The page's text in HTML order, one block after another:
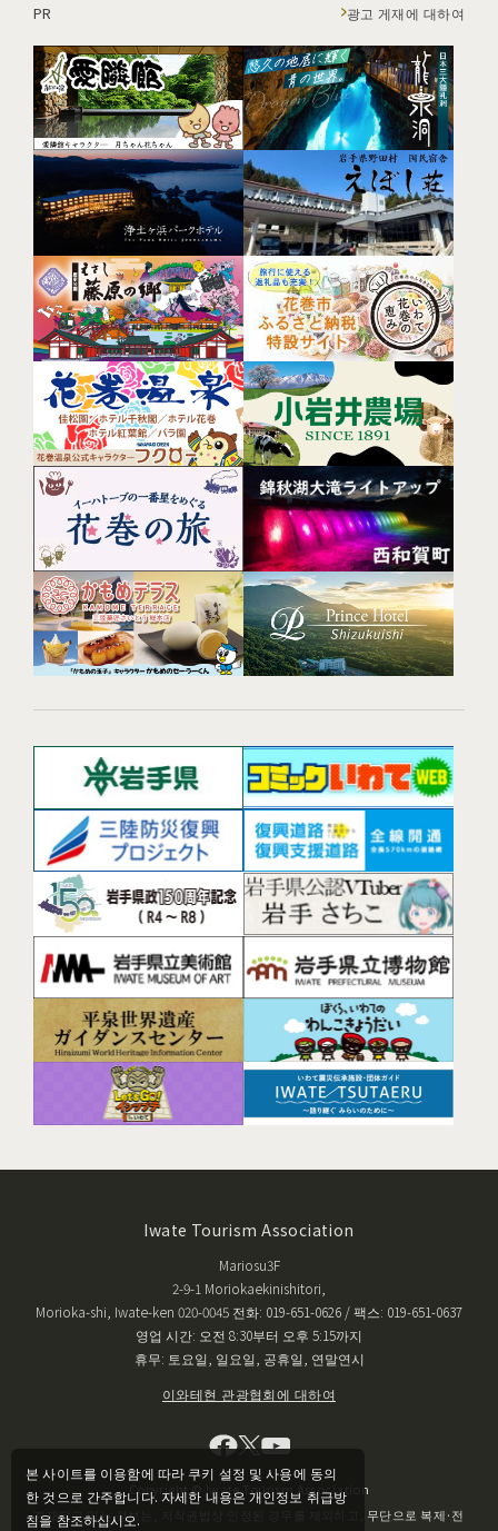
본 사이트를 이용함에 따라 쿠키 설정 및 사용에 동의
한 것으로 간주합니다. 자세한 내용은 개인정보 취급방
침을 참조하십시오.
PR 광고 게재에 대하여
Iwate Tourism Association
Mariosu3F
2-9-1 Moriokaekinishitori,
Morioka-shi, Iwate-ken 020-0045 전화: 019-651-0626 / 팩스: 019-651-0637
영업 시간: 오전 8:30부터 오후 5:15까지
휴무: 토요일, 일요일, 공휴일, 연말연시
이와테현 관광협회에 대하여
Copyright © Iwate Tourism Association
게재되고 있는 정보는, 저작권법상 인정된 경우를 제외하고, 무단으로 복제·전